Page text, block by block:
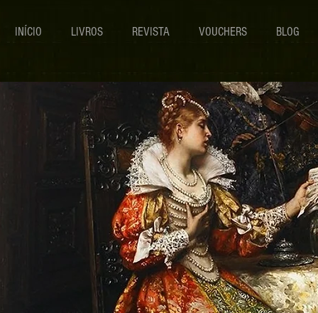
INÍCIO LIVROS REVISTA VOUCHERS BLOG